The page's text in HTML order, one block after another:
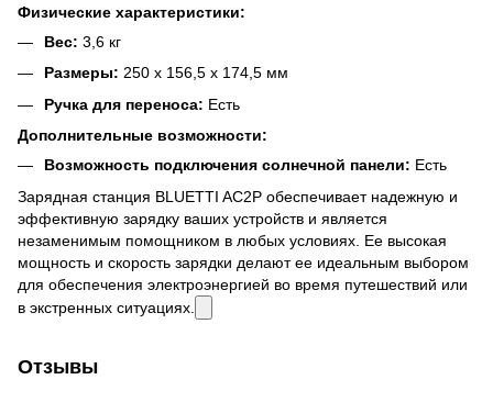
Физические характеристики:
Вес: 3,6 кг
Размеры: 250 x 156,5 x 174,5 мм
Ручка для переноса: Есть
Дополнительные возможности:
Возможность подключения солнечной панели: Есть
Зарядная станция BLUETTI AC2P обеспечивает надежную и
эффективную зарядку ваших устройств и является
незаменимым помощником в любых условиях. Ее высокая
мощность и скорость зарядки делают ее идеальным выбором
для обеспечения электроэнергией во время путешествий или
в экстренных ситуациях.
Отзывы